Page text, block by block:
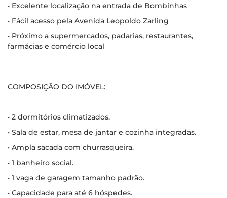
• Excelente localização na entrada de Bombinhas
• Fácil acesso pela Avenida Leopoldo Zarling
• Próximo a supermercados, padarias, restaurantes,
farmácias e comércio local
COMPOSIÇÃO DO IMÓVEL:
• 2 dormitórios climatizados.
• Sala de estar, mesa de jantar e cozinha integradas.
• Ampla sacada com churrasqueira.
• 1 banheiro social.
• 1 vaga de garagem tamanho padrão.
• Capacidade para até 6 hóspedes.